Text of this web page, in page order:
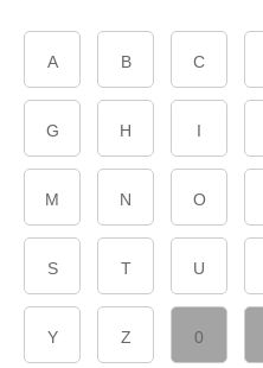
A B C
G H I
M N O
S T U
Y Z 0